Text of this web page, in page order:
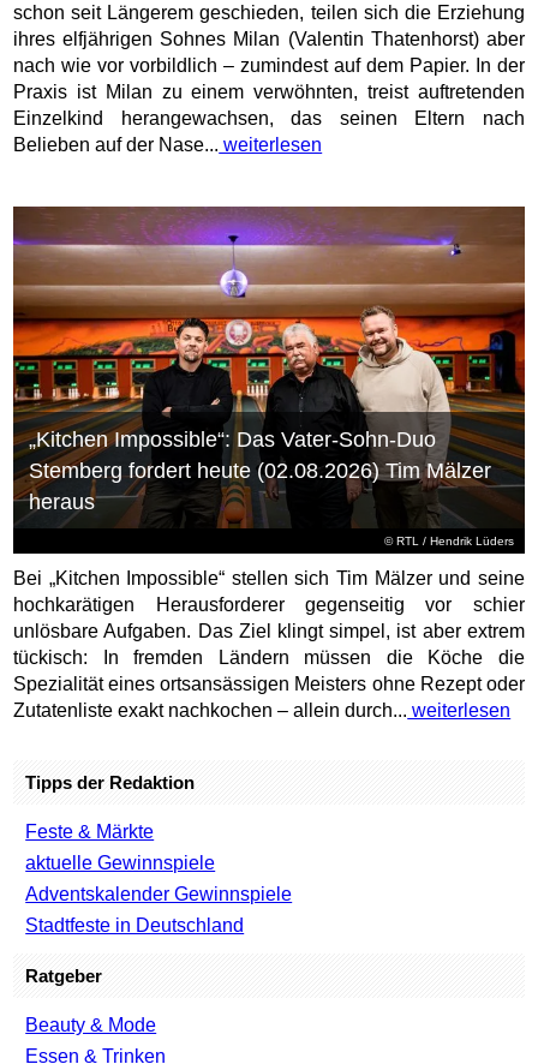
schon seit Längerem geschieden, teilen sich die Erziehung
ihres elfjährigen Sohnes Milan (Valentin Thatenhorst) aber
nach wie vor vorbildlich – zumindest auf dem Papier. In der
Praxis ist Milan zu einem verwöhnten, treist auftretenden
Einzelkind herangewachsen, das seinen Eltern nach
Belieben auf der Nase... weiterlesen
©RTL / Hendrik Lüders
„Kitchen Impossible“: Das Vater-Sohn-Duo
Stemberg fordert heute (02.08.2026) Tim Mälzer
heraus
Bei „Kitchen Impossible“ stellen sich Tim Mälzer und seine
hochkarätigen Herausforderer gegenseitig vor schier
unlösbare Aufgaben. Das Ziel klingt simpel, ist aber extrem
tückisch: In fremden Ländern müssen die Köche die
Spezialität eines ortsansässigen Meisters ohne Rezept oder
Zutatenliste exakt nachkochen – allein durch... weiterlesen
Tipps der Redaktion
Feste & Märkte
aktuelle Gewinnspiele
Adventskalender Gewinnspiele
Stadtfeste in Deutschland
Ratgeber
Beauty & Mode
Essen & Trinken